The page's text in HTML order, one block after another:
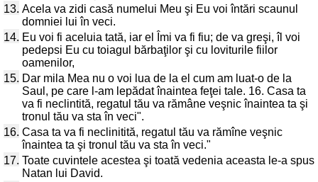
13. Acela va zidi casă numelui Meu şi Eu voi întări scaunul
domniei lui în veci.
14. Eu voi fi aceluia tată, iar el Îmi va fi fiu; de va greşi, îl voi
pedepsi Eu cu toiagul bărbaţilor şi cu loviturile fiilor
oamenilor,
15. Dar mila Mea nu o voi lua de la el cum am luat-o de la
Saul, pe care l-am lepădat înaintea feţei tale. 16. Casa ta
va fi neclintită, regatul tău va rămâne veşnic înaintea ta şi
tronul tău va sta în veci".
16. Casa ta va fi neclinitită, regatul tău va rămîne veşnic
înaintea ta şi tronul tău va sta în veci."
17. Toate cuvintele acestea şi toată vedenia aceasta le-a spus
Natan lui David.